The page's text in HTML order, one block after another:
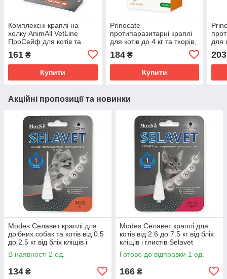
Комплексні краплі на
холку AnimAll VetLine
ПроСейф для котів та
бліх, кліщів та гельмінтів),
0,3 мл
161 ₴
Купити
Prinocate
протипаразитарні краплі
для котів до 4 кг та тхорів,
захист від бліх кліщів і
гельмінтів
184₴
Купити
для
203
Акційні пропозиції та новинки
Modes Селавет краплі для
дрібних собак та котів від 0.5
до 2.5 кг від бліх кліщів і
глистів Selavet
протипаразитарний засіб
В наявності 2 од.
134 ₴
Modes Селавет краплі для
котів від 2.6 до 7.5 кг від бліх
кліщів і глистів Selavet
протипаразитарний засіб
Готово до відправки 1 од.
166 ₴